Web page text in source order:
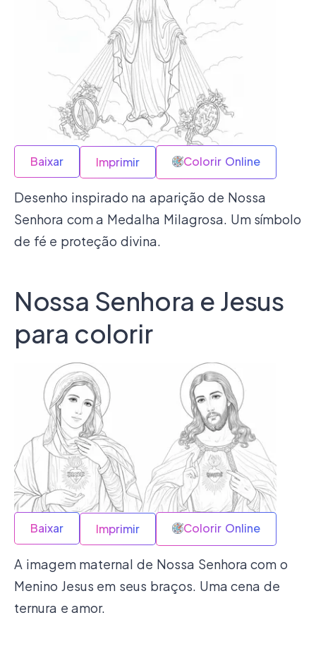
Baixar Imprimir Colorir Online
Desenho inspirado na aparição de Nossa
Senhora com a Medalha Milagrosa. Um símbolo
de fé e proteção divina.
Nossa Senhora e Jesus
para colorir
Baixar Imprimir Colorir Online
A imagem maternal de Nossa Senhora com o
Menino Jesus em seus braços. Uma cena de
ternura e amor.